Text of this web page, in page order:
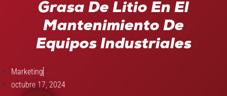
Grasa De Litio En El
Mantenimiento De
Equipos Industriales
Marketing
octubre 17, 2024